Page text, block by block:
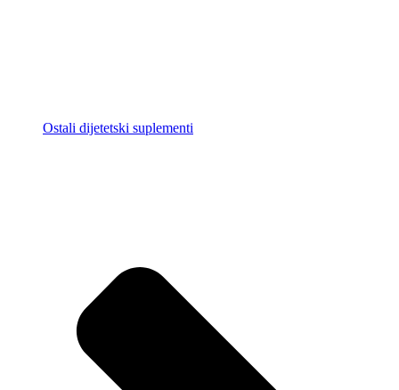
Ostali dijetetski suplementi